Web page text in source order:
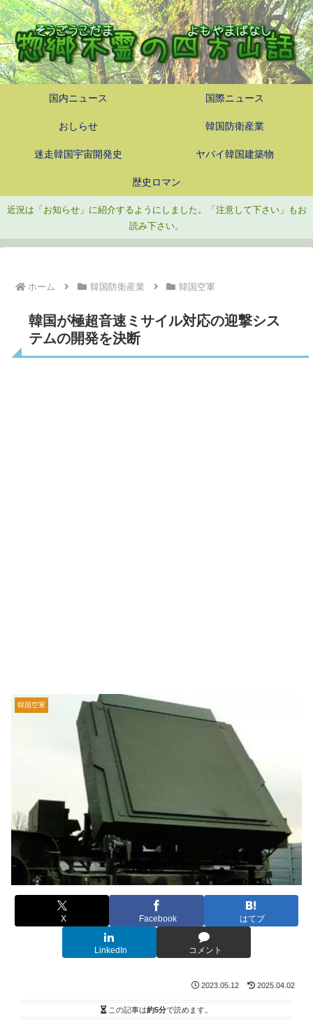
国内ニュース 国際ニュース
おしらせ 韓国防衛産業
迷走韓国宇宙開発史 ヤバイ韓国建築物
歴史ロマン
近況は「お知らせ」に紹介するようにしました。「注意して下さい」もお
読み下さい。
ホーム 韓国防衛産業 韓国空軍
韓国が極超音速ミサイル対応の迎撃シス
テムの開発を決断
韓国空軍
X Facebook はてブ
LinkedIn コメント
2023.05.12 2025.04.02
この記事は約5分で読めます。